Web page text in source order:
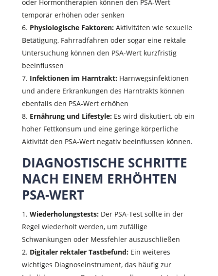
oder Hormontherapien können den PSA-Wert
temporär erhöhen oder senken
Physiologische Faktoren:Aktivitäten wie sexuelle
Betätigung, Fahrradfahren oder sogar eine rektale
Untersuchung können den PSA-Wert kurzfristig
beeinflussen
Infektionen im Harntrakt:Harnwegsinfektionen
und andere Erkrankungen des Harntrakts können
ebenfalls den PSA-Wert erhöhen
Ernährung und Lifestyle:Es wird diskutiert, ob ein
hoher Fettkonsum und eine geringe körperliche
Aktivität den PSA-Wert negativ beeinflussen können.
DIAGNOSTISCHE SCHRITTE
NACH EINEM ERHÖHTEN
PSA-WERT
Wiederholungstests:Der PSA-Test sollte in der
Regel wiederholt werden, um zufällige
Schwankungen oder Messfehler auszuschließen
Digitaler rektaler Tastbefund:Ein weiteres
wichtiges Diagnoseinstrument, das häufig zur